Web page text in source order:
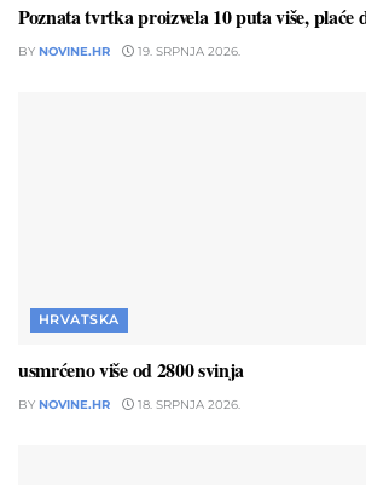
Poznata tvrtka proizvela 10 puta više, plaće
BY NOVINE.HR 19. SRPNJA 2026.
HRVATSKA
usmrćeno više od 2800 svinja
BY NOVINE.HR 18. SRPNJA 2026.